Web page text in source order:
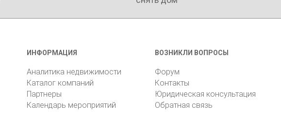
ИНФОРМАЦИЯ
Аналитика недвижимости
Каталог компаний
Партнеры
Календарь мероприятий
ВОЗНИКЛИ ВОПРОСЫ
Форум
Контакты
Юридическая консультация
Обратная связь